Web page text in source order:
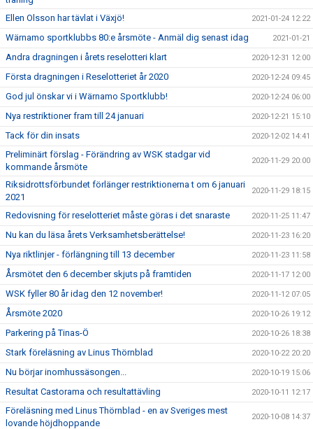
Ellen Olsson har tävlat i Växjö!
2021-01-24 12:22
Wärnamo sportklubbs 80:e årsmöte - Anmäl dig senast idag 2021-01-21
Andra dragningen i årets reselotteri klart 2020-12-31 12:00
Första dragningen i Reselotteriet år 2020 2020-12-24 09:45
God jul önskar vi i Wärnamo Sportklubb! 2020-12-24 06:00
Nya restriktioner fram till 24 januari 2020-12-21 15:10
Tack för din insats 2020-12-02 14:41
Preliminärt förslag - Förändring av WSK stadgar vid
kommande årsmöte
2020-11-29 20:00
Riksidrottsförbundet förlänger restriktionerna t om 6 januari
2021
2020-11-29 18:15
Redovisning för reselotteriet måste göras i det snaraste 2020-11-25 11:47
Nu kan du läsa årets Verksamhetsberättelse! 2020-11-23 16:20
Nya riktlinjer - förlängning till 13 december 2020-11-23 11:58
Årsmötet den 6 december skjuts på framtiden 2020-11-17 12:00
WSK fyller 80 år idag den 12 november! 2020-11-12 07:05
Årsmöte 2020 2020-10-26 19:12
Parkering på Tinas-Ö 2020-10-26 18:38
Stark föreläsning av Linus Thörnblad 2020-10-22 20:20
Nu börjar inomhussäsongen... 2020-10-19 15:06
Resultat Castorama och resultattävling 2020-10-11 12:17
Föreläsning med Linus Thörnblad - en av Sveriges mest
lovande höjdhoppande
2020-10-08 14:37